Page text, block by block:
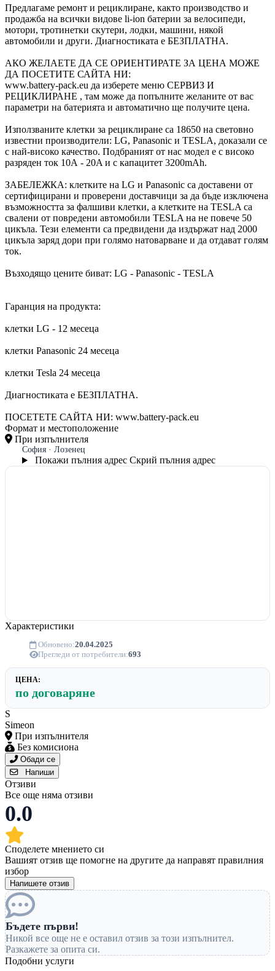
Предлагаме ремонт и рециклиране, както производство и
продажба на всички видове li-ion батерии за велосипеди,
мотори, тротинетки скутери, лодки, машини, някой
автомобили и други. Диагностиката е БЕЗПЛАТНА.
АКО ЖЕЛАЕТЕ ДА СЕ ОРИЕНТИРАТЕ ЗА ЦЕНА МОЖЕ
ДА ПОСЕТИТЕ САЙТА НИ:
www.battery-pack.eu да изберете меню СЕРВИЗ И
РЕЦИКЛИРАНЕ , там може да попълните желаните от вас
параметри на батерията и автоматично ще получите цена.
Използваните клетки за рециклиране са 18650 на световно
известни производители: LG, Panasonic и TESLA, доказали се
с най-високо качество. Подбраният от нас модел е с високо
разряден ток 10А - 20A и с капацитет 3200mAh.
ЗАБЕЛЕЖКА: клетките на LG и Panasonic са доставени от
сертифицирани и проверени доставчици за да бъде изключена
възможността за фалшиви клетки, а клетките на TESLA са
свалени от повредени автомобили TESLA на не повече 50
цикъла. Тези елементи са предвидени да издържат над 2000
цикъла заряд дори при голямо натоварване и да отдават голям
ток.
Възходящо цените биват: LG - Panasonic - TESLA
Гаранция на продукта:
клетки LG - 12 месеца
клетки Panasonic 24 месеца
клетки Tesla 24 месеца
Диагностиката е БЕЗПЛАТНА.
ПОСЕТЕТЕ САЙТА НИ: www.battery-pack.eu
Формат и местоположение
При изпълнителя
София · Лозенец
Покажи пълния адрес Скрий пълния адрес
Характеристики
Обновено:20.04.2025
Прегледи от потребители:693
ЦЕНА:
по договаряне
S
Simeon
При изпълнителя
Без комисиона
Обади се
Напиши
Отзиви
Все още няма отзиви
0.0
Споделете мнението си
Вашият отзив ще помогне на другите да направят правилния
избор
Напишете отзив
Бъдете първи!
Никой все още не е оставил отзив за този изпълнител.
Разкажете за опита си.
Подобни услуги